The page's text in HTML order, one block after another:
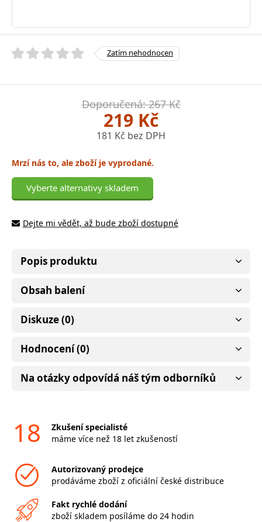
Zatím nehodnocen
Doporučená: 267 Kč
219 Kč
181 Kč bez DPH
Mrzí nás to, ale zboží je vyprodané.
Vyberte alternativy skladem
Dejte mi vědět, až bude zboží dostupné
Popis produktu
Obsah balení
Diskuze (0)
Hodnocení (0)
Na otázky odpovídá náš tým odborníků
18
Zkušení specialisté
máme více než 18 let zkušeností
Autorizovaný prodejce
prodáváme zboží z oficiální české distribuce
Fakt rychlé dodání
zboží skladem posíláme do 24 hodin